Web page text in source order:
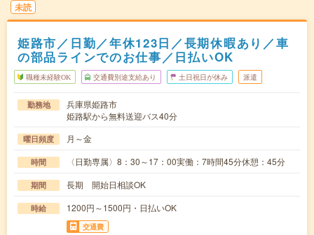
未読
姫路市／日勤／年休123日／長期休暇あり／車
の部品ラインでのお仕事／日払いOK
職種未経験OK 交通費別途支給あり 土日祝日が休み 派遣
勤務地
兵庫県姫路市
姫路駅から無料送迎バス40分
曜日頻度 月～金
時間 〈日勤専属〉8：30～17：00実働：7時間45分休憩：45分
期間 長期 開始日相談OK
時給 1200円～1500円・日払いOK
交通費